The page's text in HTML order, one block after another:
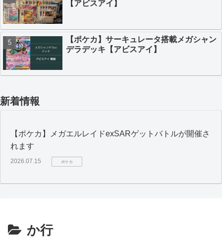
【アビスアイ】
【ポケカ】サーキュレータ搭載メガシャン
デラデッキ【アビスアイ】
新着情報
【ポケカ】メガエルレイドexSARゲットバトルが開催さ
れます
2026.07.15 ポケカ
か行